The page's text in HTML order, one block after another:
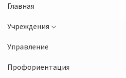
Главная
Учреждения
Управление
Профориентация